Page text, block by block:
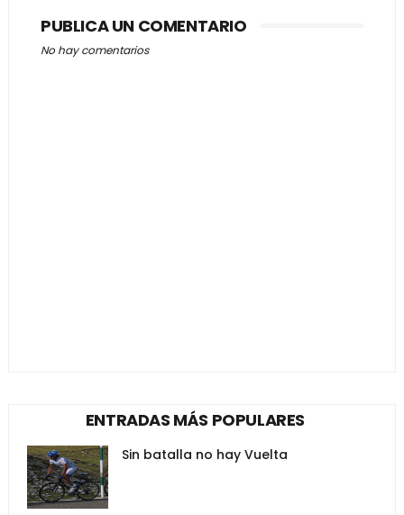
PUBLICA UN COMENTARIO
No hay comentarios
ENTRADAS MÁS POPULARES
Sin batalla no hay Vuelta